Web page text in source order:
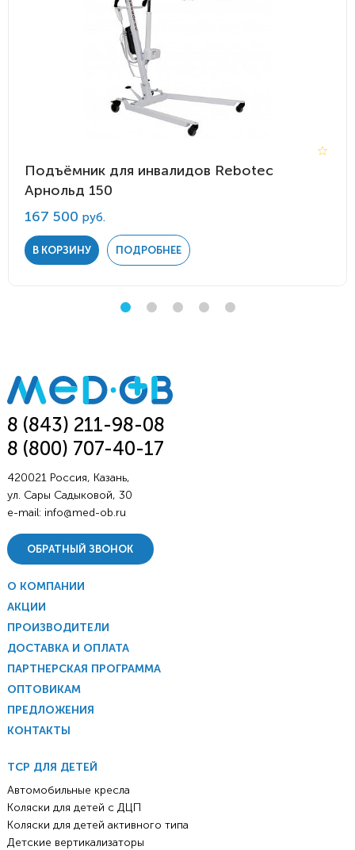
Подъёмник для инвалидов Rebotec
Арнольд 150
167 500 руб.
В КОРЗИНУ ПОДРОБНЕЕ
8 (843) 211-98-08
8 (800) 707-40-17
420021 Россия, Казань,
ул. Сары Садыковой, 30
e-mail: info@med-ob.ru
ОБРАТНЫЙ ЗВОНОК
О КОМПАНИИ
АКЦИИ
ПРОИЗВОДИТЕЛИ
ДОСТАВКА И ОПЛАТА
ПАРТНЕРСКАЯ ПРОГРАММА
ОПТОВИКАМ
ПРЕДЛОЖЕНИЯ
КОНТАКТЫ
ТСР ДЛЯ ДЕТЕЙ
Автомобильные кресла
Коляски для детей с ДЦП
Коляски для детей активного типа
Детские вертикализаторы